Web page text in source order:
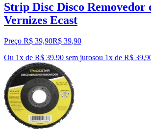
Strip Disc Disco Removedor
Vernizes Ecast
Preço R$ 39,90R$ 39,90
Ou 1x de R$ 39,90 sem jurosou 1x de R$